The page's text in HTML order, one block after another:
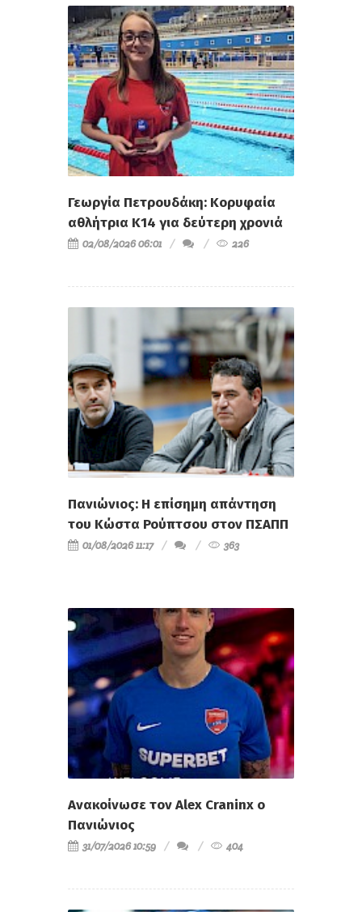
Γεωργία Πετρουδάκη: Κορυφαία
αθλήτρια Κ14 για δεύτερη χρονιά
02/08/2026 06:01 226
Πανιώνιος: Η επίσημη απάντηση
του Κώστα Ρούπτσου στον ΠΣΑΠΠ
01/08/2026 11:17 363
Ανακοίνωσε τον Alex Craninx ο
Πανιώνιος
31/07/2026 10:59 404